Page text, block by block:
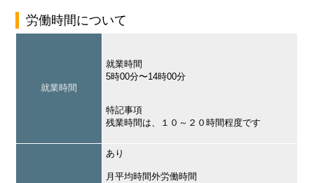
労働時間について
就業時間
就業時間
5時00分〜14時00分
特記事項
残業時間は、１０～２０時間程度です
あり
月平均時間外労働時間